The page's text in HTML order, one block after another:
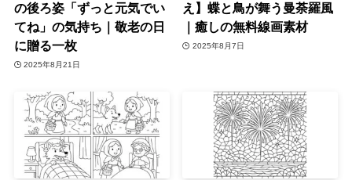
の後ろ姿「ずっと元気でい
てね」の気持ち｜敬老の日
に贈る一枚
2025年8月21日
え】蝶と鳥が舞う曼荼羅風
｜癒しの無料線画素材
2025年8月7日